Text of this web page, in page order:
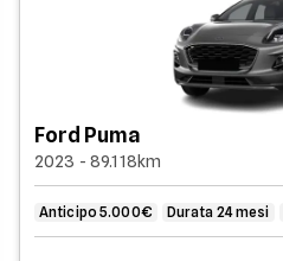
Ford Puma
2023 - 89.118km
Anticipo 5.000€ Durata 24 mesi